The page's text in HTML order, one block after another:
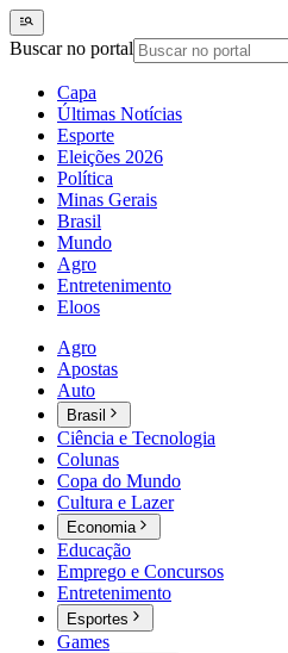
Buscar no portal
Capa
Últimas Notícias
Esporte
Eleições 2026
Política
Minas Gerais
Brasil
Mundo
Agro
Entretenimento
Eloos
Agro
Apostas
Auto
Brasil
Ciência e Tecnologia
Colunas
Copa do Mundo
Cultura e Lazer
Economia
Educação
Emprego e Concursos
Entretenimento
Esportes
Games